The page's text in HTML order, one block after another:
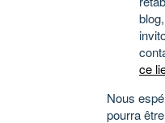
ce
Nous
pourra